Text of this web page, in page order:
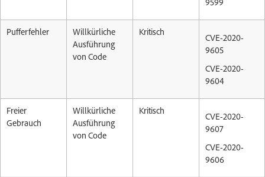
Pufferfehler
Willkürliche
Ausführung
von Code
Kritisch
CVE-2020-
9605
CVE-2020-
9604
Freier
Gebrauch
Willkürliche
Ausführung
von Code
Kritisch
CVE-2020-
9607
CVE-2020-
9606